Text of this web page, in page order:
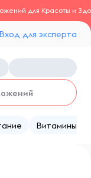
для Красоты и
Вход для эксперта
Витамины